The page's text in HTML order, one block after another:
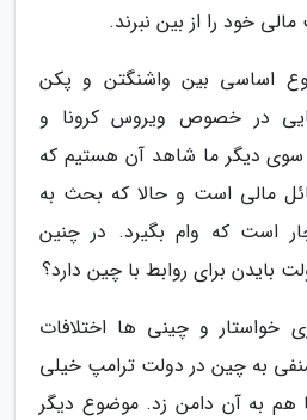
خود را از بین نبرند.
اساسی بین واشنگتن و پکن
در خصوص ویروس کرونا و
سوی دیگر ما شاهد آن هستیم که
مالی است و حالا که بحث به
است که وام بگیرد. در چنین
بایدن برای روابط با چین دارد؟
خواستار و چینی ها اختلافات
به چین در دولت ترامپ خیلی
هم به آن دامن زد. موضوع دیگر